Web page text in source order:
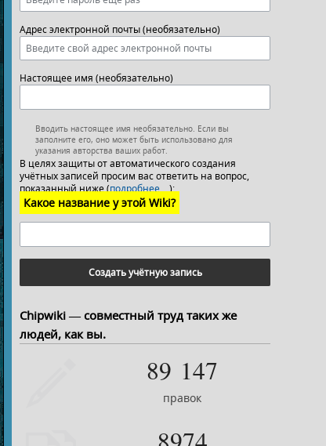
Адрес электронной почты (необязательно)
Настоящее имя (необязательно)
Вводить настоящее имя необязательно. Если вы
заполните его, оно может быть использовано для
указания авторства ваших работ.
В целях защиты от автоматического создания
учётных записей просим вас ответить на вопрос,
показанный ниже (подробнее…):
Какое название у этой Wiki?
Создать учётную запись
Chipwiki — совместный труд таких же
людей, как вы.
89 147
правок